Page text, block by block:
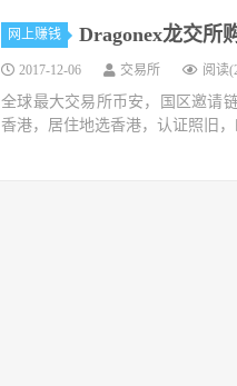
网上赚钱 Dragonex龙交所
2017-12-06 交易所 阅读
全球最大交易所币安，国区邀请链
香港，居住地选香港，认证照旧